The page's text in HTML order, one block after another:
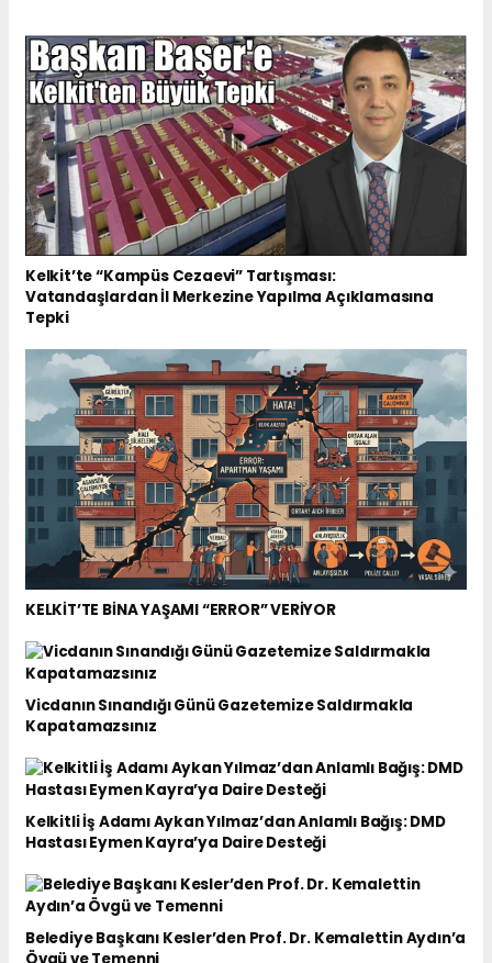
Kelkit’te “Kampüs Cezaevi” Tartışması:
Vatandaşlardan İl Merkezine Yapılma Açıklamasına
Tepki
KELKİT’TE BİNA YAŞAMI “ERROR” VERİYOR
Vicdanın Sınandığı Günü Gazetemize Saldırmakla
Kapatamazsınız
Kelkitli İş Adamı Aykan Yılmaz’dan Anlamlı Bağış: DMD
Hastası Eymen Kayra’ya Daire Desteği
Belediye Başkanı Kesler’den Prof. Dr. Kemalettin Aydın’a